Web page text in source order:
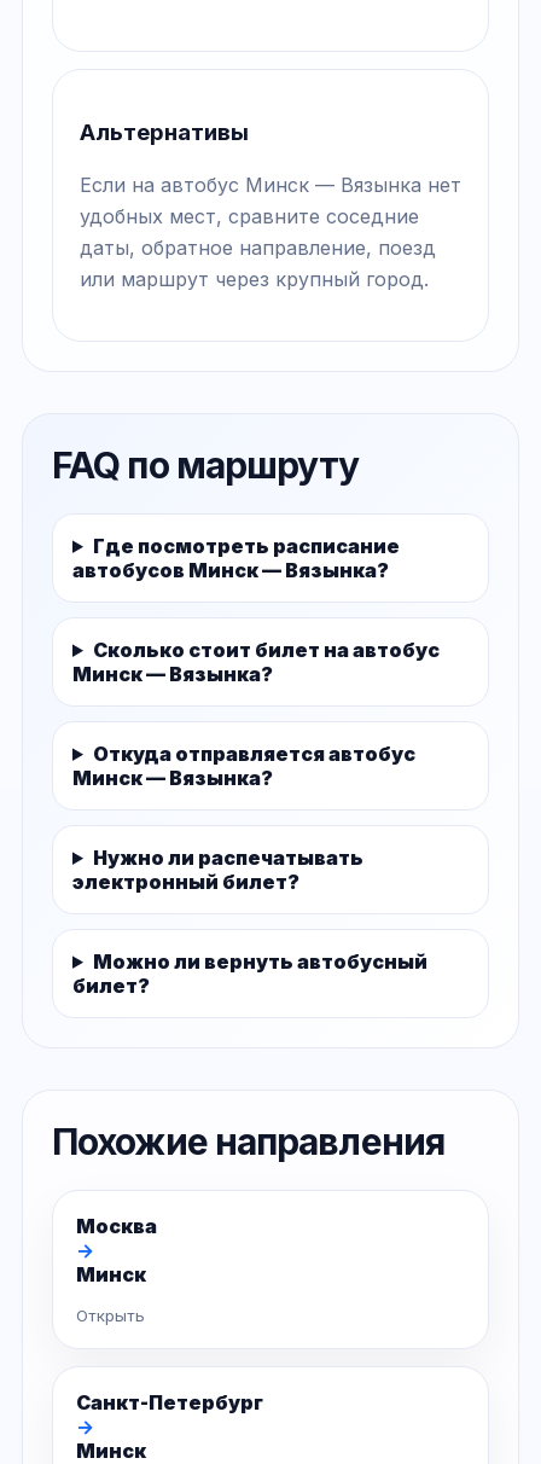
Альтернативы
Если на автобус Минск — Вязынка нет
удобных мест, сравните соседние
даты, обратное направление, поезд
или маршрут через крупный город.
FAQ по маршруту
Где посмотреть расписание
автобусов Минск — Вязынка?
Сколько стоит билет на автобус
Минск — Вязынка?
Откуда отправляется автобус
Минск — Вязынка?
Нужно ли распечатывать
электронный билет?
Можно ли вернуть автобусный
билет?
Похожие направления
Москва
→
Минск
Открыть
Санкт-Петербург
→
Минск